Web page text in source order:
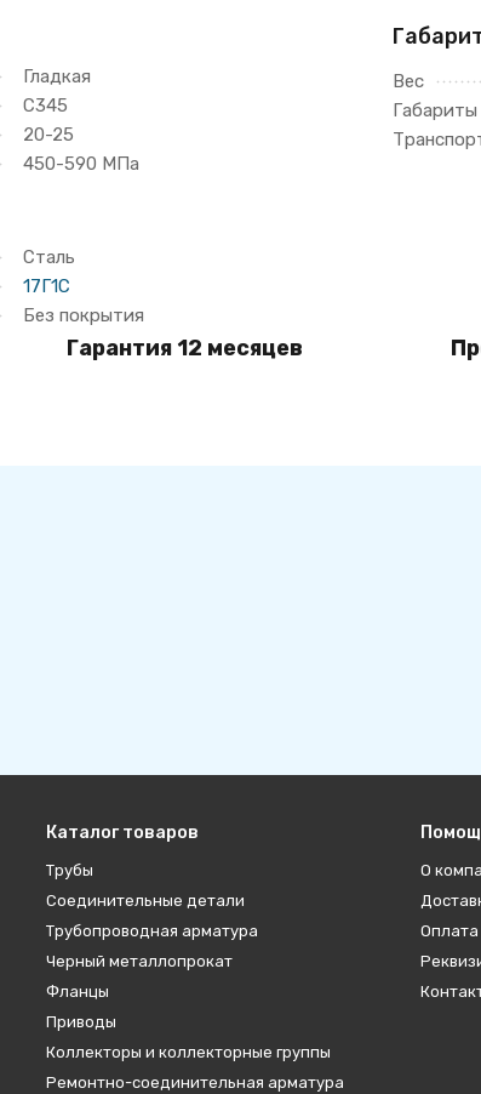
Гладкая
С345
20-25
450-590 МПа
Сталь
17Г1С
Без покрытия
Вес
Гарантия 12 месяцев
Каталог товаров
Трубы
Соединительные детали
Трубопроводная арматура
Черный металлопрокат
Фланцы
Приводы
Коллекторы и коллекторные группы
Ремонтно-соединительная арматура
О
Оплата